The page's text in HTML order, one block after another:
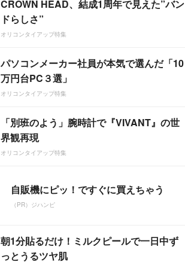
CROWN HEAD、結成1周年で見えた”バン
ドらしさ”
オリコンタイアップ特集
パソコンメーカー社員が本気で選んだ「10
万円台PC３選」
オリコンタイアップ特集
「別班のよう」腕時計で『VIVANT』の世
界観再現
オリコンタイアップ特集
自販機にピッ！ですぐに買えちゃう
（PR）ジハンピ
朝1分貼るだけ！ミルクピールで一日中ず
っとうるツヤ肌